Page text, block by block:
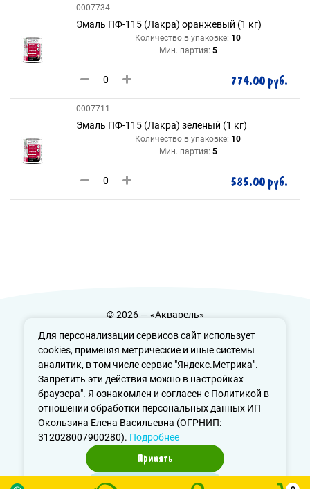
Для персонализации сервисов сайт использует
cookies, применяя метрические и иные системы
аналитик, в том числе сервис "Яндекс.Метрика".
Запретить эти действия можно в настройках
браузера". Я ознакомлен и согласен с Политикой в
отношении обработки персональных данных ИП
Окользина Елена Васильевна (ОГРНИП:
312028007900280). Подробнее
Принять
0007734
Эмаль ПФ-115 (Лакра) оранжевый (1 кг)
Количество в упаковке: 10
Мин. партия: 5
774.00 руб.
0007711
Эмаль ПФ-115 (Лакра) зеленый (1 кг)
Количество в упаковке: 10
Мин. партия: 5
585.00 руб.
© 2026 — «Акварель»
Политика конфиденциальности
info@aquarele-ufa.ru